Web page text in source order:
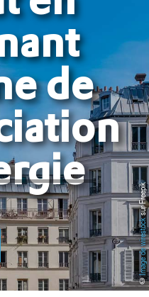
de
©
Image de wirestock
sur Freepik